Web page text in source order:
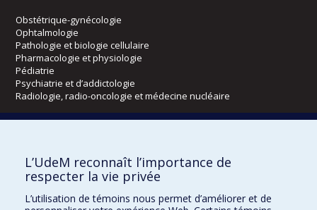
Obstétrique-gynécologie
Ophtalmologie
Pathologie et biologie cellulaire
Pharmacologie et physiologie
Pédiatrie
Psychiatrie et d’addictologie
Radiologie, radio-oncologie et médecine nucléaire
Kinésiologie et des sciences de l’activité physique
Orthophonie et audiologie
L’UdeM reconnaît l’importance de
respecter la vie privée
L’utilisation de témoins nous permet d’améliorer et de